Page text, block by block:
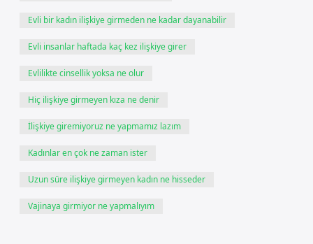
Evli bir kadın ilişkiye girmeden ne kadar dayanabilir
Evli insanlar haftada kaç kez ilişkiye girer
Evlilikte cinsellik yoksa ne olur
Hiç ilişkiye girmeyen kıza ne denir
İlişkiye giremiyoruz ne yapmamız lazım
Kadınlar en çok ne zaman ister
Uzun süre ilişkiye girmeyen kadın ne hisseder
Vajinaya girmiyor ne yapmalıyım